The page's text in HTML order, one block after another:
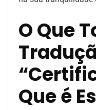
O Que
Que é